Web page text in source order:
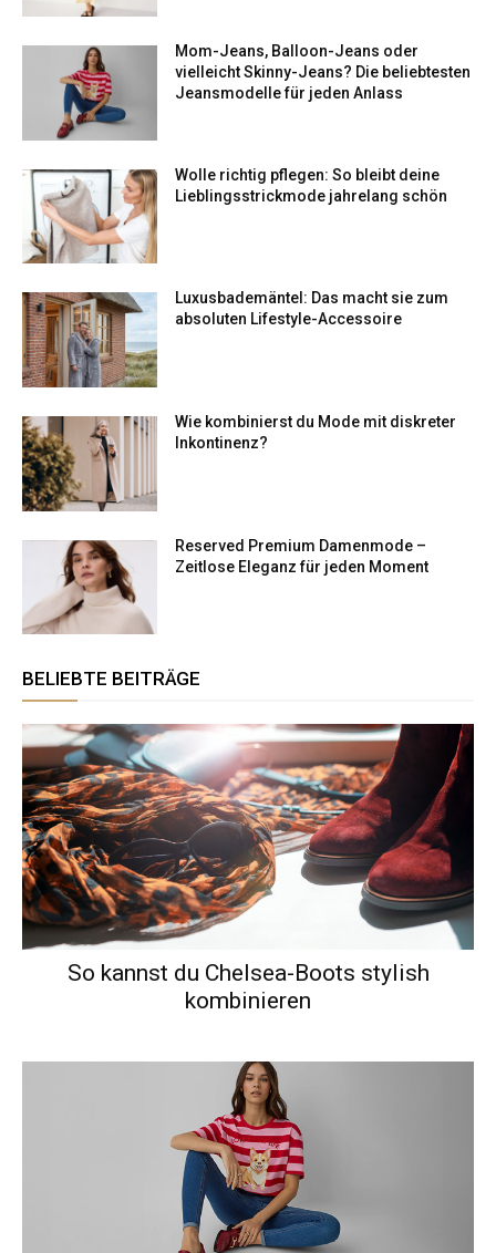
Mom-Jeans, Balloon-Jeans oder
vielleicht Skinny-Jeans? Die beliebtesten
Jeansmodelle für jeden Anlass
Wolle richtig pflegen: So bleibt deine
Lieblingsstrickmode jahrelang schön
Luxusbademäntel: Das macht sie zum
absoluten Lifestyle-Accessoire
Wie kombinierst du Mode mit diskreter
Inkontinenz?
Reserved Premium Damenmode –
Zeitlose Eleganz für jeden Moment
BELIEBTE BEITRÄGE
So kannst du Chelsea-Boots stylish
kombinieren